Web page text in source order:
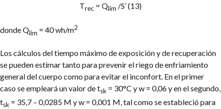
Trec = Qlim /S’ (13)
donde Qlim = 40 wh/m2
Los cálculos del tiempo máximo de exposición y de recuperación
se pueden estimar tanto para prevenir el riego de enfriamiento
general del cuerpo como para evitar el inconfort. En el primer
caso se empleará un valor de tsk = 30°C y w = 0,06 y en el segundo,
tsk = 35,7 – 0,0285 M y w = 0,001 M, tal como se estableció para